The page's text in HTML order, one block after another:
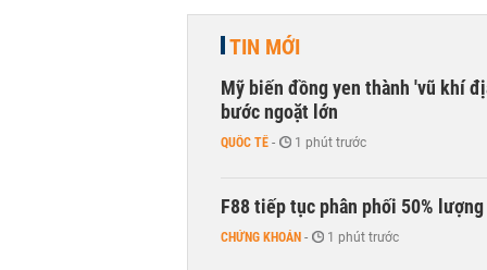
TIN MỚI
Mỹ biến đồng yen thành 'vũ khí
bước ngoặt lớn
QUỐC TẾ - 1 phút trước
F88 tiếp tục phân phối 50%
CHỨNG KHOÁN - 1 phút trước